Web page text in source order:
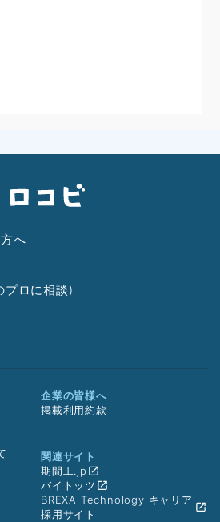
へ
プロに相談)
企業の皆様へ
掲載利用約款
関連サイト
期間工.jp
バイトッツ
BREXA Technology キャリア
採用サイト